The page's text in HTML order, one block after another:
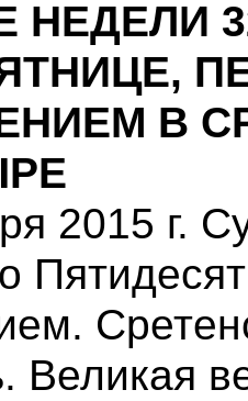
НЕДЕЛИ
В
2015 г.
Великая